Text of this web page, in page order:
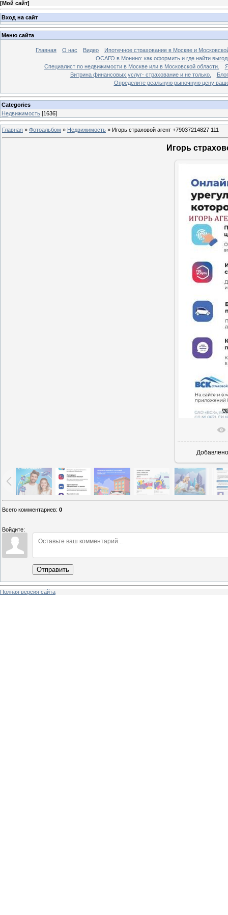
[Мой сайт]
Вход на сайт
Меню сайта
Главная О нас Видео
Ипотечное страхование в Москве и
ОСАГО в Монино: как оформить и где найти
Специалист по недвижимости в Москве или в Московской области.
Витрина финансовых услуг- страхование и не только.
Блог
Определите реальную рыночную цену
Categories
Недвижимость [1636]
Главная » Фотоальбом » Недвижимость » Игорь страховой агент +79037214827 111
Игорь
В
Добавлено
Всего комментариев: 0
Войдите:
Отправить
Полная версия сайта